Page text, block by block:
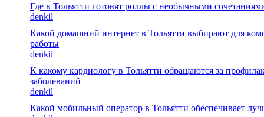
Где в Тольятти готовят роллы с необычными
denkil
Какой домашний интернет в Тольятти выбирают для
работы
denkil
К какому кардиологу в Тольятти обращаются за
заболеваний
denkil
Какой мобильный оператор в Тольятти обеспечивает